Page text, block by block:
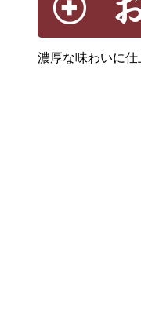
濃厚な味わいに仕